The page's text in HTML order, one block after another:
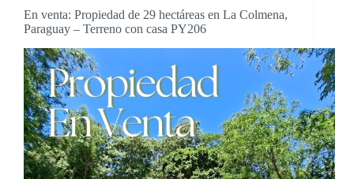
Rentable
en
Paraguay
PY201
En venta: Propiedad de 29 hectáreas en La Colmena,
Paraguay – Terreno con casa PY206